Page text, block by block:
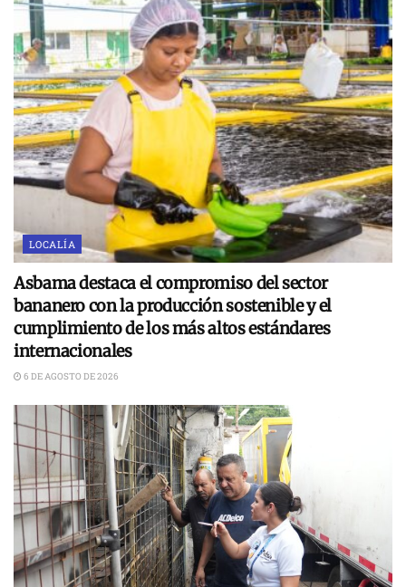
LOCALÍA
Asbama destaca el compromiso del sector
bananero con la producción sostenible y el
cumplimiento de los más altos estándares
internacionales
6 DE AGOSTO DE 2026